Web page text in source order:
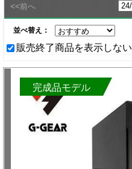
<<前へ
並べ替え：
販売終了商品を表示しない
完成品モデル